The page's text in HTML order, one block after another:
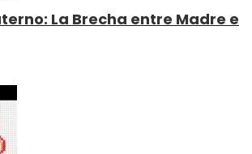
La Brecha entre Madre e